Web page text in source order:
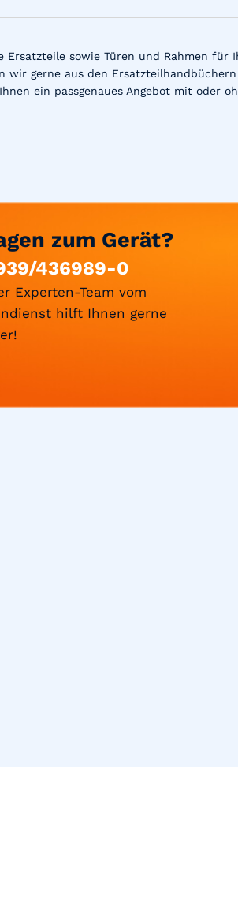
Ersatzteile sowie Türen und Rahmen für
wir gerne aus den
ein passgenaues Angebot mit oder
zum Gerät?
436989-0
Experten-Team vom
hilft Ihnen gerne